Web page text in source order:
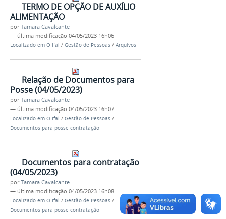
TERMO DE OPÇÃO DE AUXÍLIO
ALIMENTAÇÃO
porTamara Cavalcante
— última modificação 04/05/2023 16h06
Localizado em O Ifal / Gestão de Pessoas / Arquivos
Relação de Documentos para
Posse (04/05/2023)
porTamara Cavalcante
— última modificação 04/05/2023 16h07
Localizado em O Ifal / Gestão de Pessoas /
Documentos para posse contratação
Documentos para contratação
(04/05/2023)
porTamara Cavalcante
— última modificação 04/05/2023 16h08
Localizado em O Ifal / Gestão de Pessoas /
Documentos para posse contratação